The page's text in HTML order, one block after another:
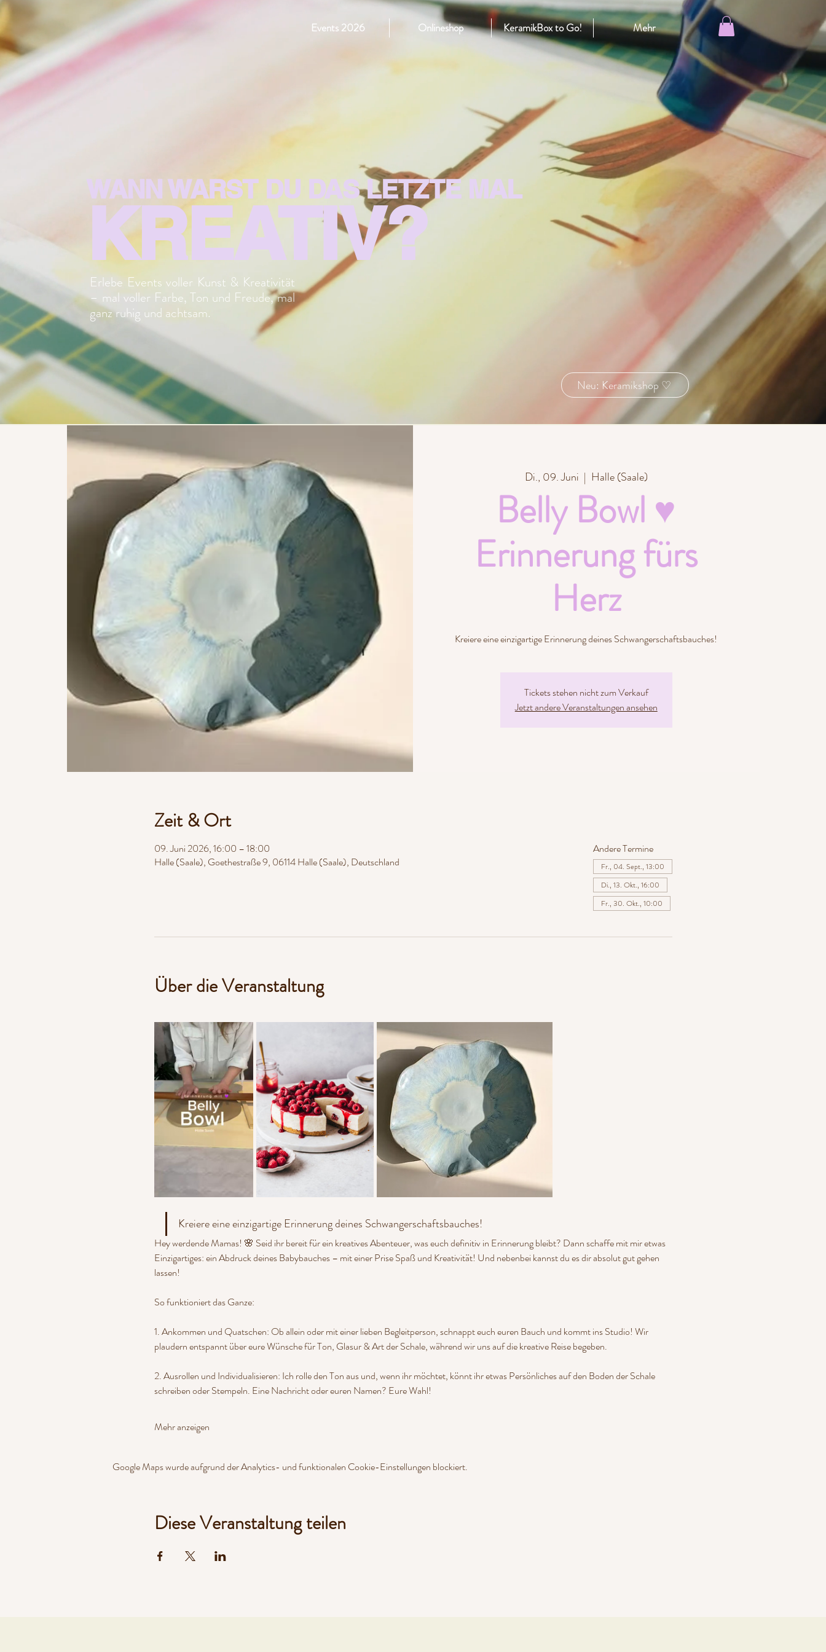
Events 2026 Onlineshop KeramikBox to Go! Mehr
Erlebe Events voller Kunst & Kreativität
– mal voller Farbe, Ton und Freude, mal
ganz ruhig und achtsam.
WANN WARST DU DAS LETZTE MAL
KREATIV?
Neu: Keramikshop ♡
Di., 09. Juni
  |
Halle (Saale)
Belly Bowl ♥
Erinnerung fürs
Herz
Kreiere eine einzigartige Erinnerung deines Schwangerschaftsbauches!
Tickets stehen nicht zum Verkauf
Jetzt andere Veranstaltungen ansehen
Zeit & Ort
09. Juni 2026, 16:00 – 18:00
Halle (Saale), Goethestraße 9, 06114 Halle (Saale), Deutschland
Andere Termine
Fr., 04. Sept., 13:00
Di., 13. Okt., 16:00
Fr., 30. Okt., 10:00
Über die Veranstaltung
Kreiere eine einzigartige Erinnerung deines Schwangerschaftsbauches!
Hey werdende Mamas! 🌸 Seid ihr bereit für ein kreatives Abenteuer, was euch definitiv in Erinnerung bleibt? Dann schaffe mit mir etwas
Einzigartiges: ein Abdruck deines Babybauches – mit einer Prise Spaß und Kreativität! Und nebenbei kannst du es dir absolut gut gehen
lassen!
So funktioniert das Ganze:
1. Ankommen und Quatschen: Ob allein oder mit einer lieben Begleitperson, schnappt euch euren Bauch und kommt ins Studio! Wir
plaudern entspannt über eure Wünsche für Ton, Glasur & Art der Schale, während wir uns auf die kreative Reise begeben.
2. Ausrollen und Individualisieren: Ich rolle den Ton aus und, wenn ihr möchtet, könnt ihr etwas Persönliches auf den Boden der Schale
schreiben oder Stempeln. Eine Nachricht oder euren Namen? Eure Wahl!
Mehr anzeigen
Google Maps wurde aufgrund der Analytics- und funktionalen Cookie-Einstellungen blockiert.
Diese Veranstaltung teilen